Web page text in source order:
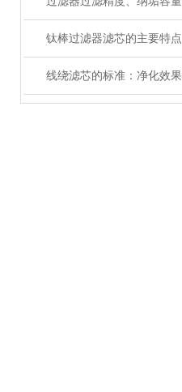
钛棒过滤器滤芯的主要特点